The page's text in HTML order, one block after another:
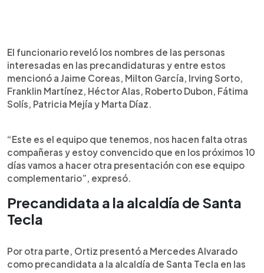
El funcionario reveló los nombres de las personas
interesadas en las precandidaturas y entre estos
mencionó a Jaime Coreas, Milton García, Irving Sorto,
Franklin Martínez, Héctor Alas, Roberto Dubon, Fátima
Solís, Patricia Mejía y Marta Díaz.
“Este es el equipo que tenemos, nos hacen falta otras
compañeras y estoy convencido que en los próximos 10
días vamos a hacer otra presentación con ese equipo
complementario”, expresó.
Precandidata a la alcaldía de Santa
Tecla
Por otra parte, Ortiz presentó a Mercedes Alvarado
como precandidata a la alcaldía de Santa Tecla en las